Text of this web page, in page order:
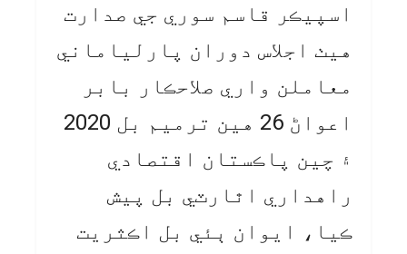
اسپيڪر قاسم سوري جي صدارت
هيٺ اجلاس دوران پارلياماني
معاملن واري صلاحڪار بابر
اعواڻ 26 هين ترميم بل 2020
۽ چين پاڪستان اقتصادي
راهداري اٿارٽي بل پيش
ڪيا، ايوان ٻئي بل اڪثريت